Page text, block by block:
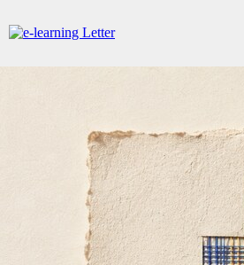
CONTRIBUTEURS
ANNUAIRE PREMIUM
EMPLOIS
ÉVÉNEMENTS
COMMUNIQUÉS
LES PLUS LUS
INSCRIPTION NEWSLETTER